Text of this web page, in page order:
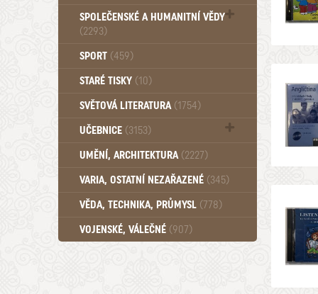
SPOLEČENSKÉ A HUMANITNÍ VĚDY
(2293)
Pedagogika (191)
Psychologie a osobní rozvoj (761)
SPORT (459)
STARÉ TISKY (10)
SVĚTOVÁ LITERATURA (1754)
UČEBNICE (3153)
Učebnice - Jazykové (1297)
Učebnice - VŠ (259)
Učebnice - ZŠ (556)
Učebnice - Ostatní (499)
UMĚNÍ, ARCHITEKTURA (2227)
VARIA, OSTATNÍ NEZAŘAZENÉ (345)
VĚDA, TECHNIKA, PRŮMYSL (778)
VOJENSKÉ, VÁLEČNÉ (907)